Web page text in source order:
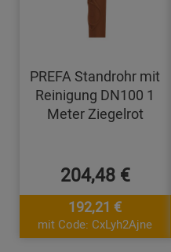
PREFA Standrohr mit
Reinigung DN100 1
Meter Ziegelrot
204,48 €
192,21 €
mit Code: CxLyh2Ajne